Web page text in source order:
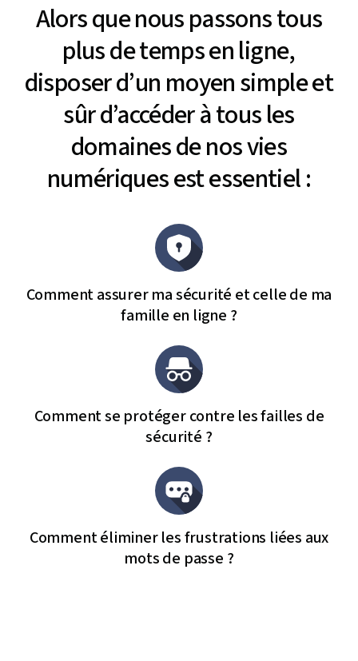
Alors que nous passons tous
plus de temps en ligne,
disposer d’un moyen simple et
sûr d’accéder à tous les
domaines de nos vies
numériques est essentiel :
Comment assurer ma sécurité et celle de ma
famille en ligne ?
Comment se protéger contre les failles de
sécurité ?
Comment éliminer les frustrations liées aux
mots de passe ?